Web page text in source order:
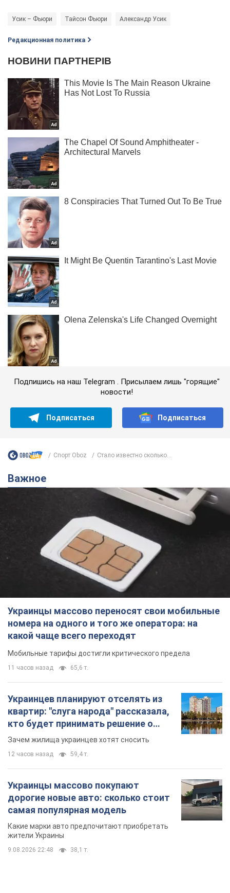
Усик – Фьюри Тайсон Фьюри Александр Усик
Редакционная политика
Подпишись на наш Telegram . Присылаем лишь "горящие"
новости!
Подписаться Подписаться
Спорт Oboz Стало известно сколько...
Важное
Украинцы массово переносят свои мобильные
номера на одного и того же оператора: на
какой чаще всего переходят
Мобильные тарифы достигли критического предела
11 часов назад 65,6 т.
Украинцев планируют отселять из
квартир: "слуга народа" рассказала,
кто будет принимать решение о
сносе домов
Зачем жилища украинцев хотят сносить
12 часов назад 59,4 т.
Украинцы массово покупают
дорогие новые авто: сколько стоит
самая популярная модель
Какие марки авто предпочитают приобретать
жители Украины
9.08.2026 22:48 38,1 т.